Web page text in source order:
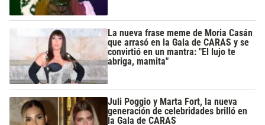
La nueva frase meme de Moria Casán
que arrasó en la Gala de CARAS y se
convirtió en un mantra: "El lujo te
abriga, mamita"
Juli Poggio y Marta Fort, la nueva
generación de celebridades brilló en
la Gala de CARAS